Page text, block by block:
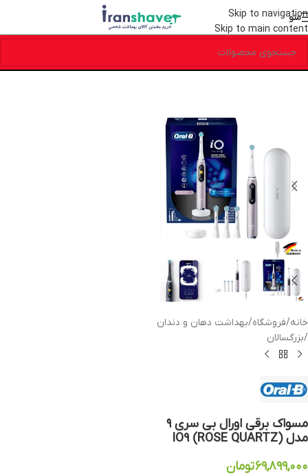
Skip to navigation
Skip to main content
منو
خانه/فروشگاه/بهداشت دهان و دندان
/بزرگسالان
مسواک برقی اورال بی سری ۹
مدل IO9 (ROSE QUARTZ)
۶۹,۸۹۹,۰۰۰تومان